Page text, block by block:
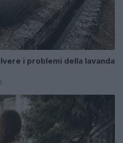
i problemi della lavanda